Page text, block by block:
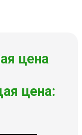
цена
цена: